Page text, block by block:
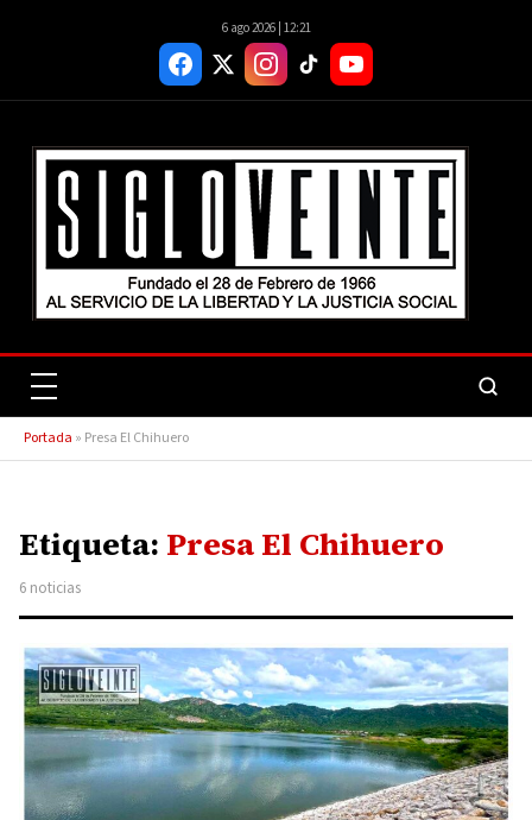
6 ago 2026 | 12:21
Portada » Presa El Chihuero
Etiqueta: Presa El Chihuero
6 noticias